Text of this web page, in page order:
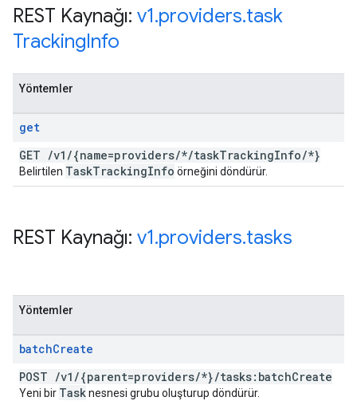
REST Kaynağı: v1.providers.task
TrackingInfo
Yöntemler
get
GET /v1 /{name=providers/*/taskTrackingInfo/*}
Belirtilen TaskTrackingInfo örneğini döndürür.
REST Kaynağı: v1.providers.tasks
Yöntemler
batchCreate
POST /v1 /{parent=providers/*}/tasks:batchCreate
Yeni bir Tasknesnesi grubu oluşturup döndürür.